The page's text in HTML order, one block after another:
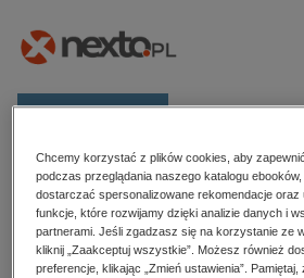
Kategorie
Zobacz wszystkie E-prasa
budownictwo, aranżacja
Strona główna Roman Bratny
Roman Bratny
Chcemy korzystać z plików cookies, aby
podczas przeglądania naszego katalogu
dostarczać spersonalizowane rekomendacje oraz
funkcje, które rozwijamy dzięki analizie danych i
partnerami. Jeśli zgadzasz się na korzystanie ze
kliknij „Zaakceptuj wszystkie”. Możesz również
preferencje, klikając „Zmień ustawienia”.